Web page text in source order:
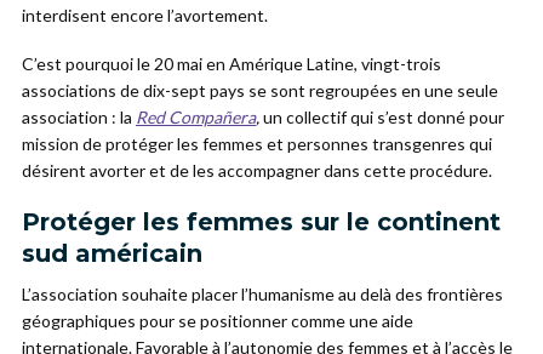
interdisent encore l’avortement.
C’est pourquoi le 20 mai en Amérique Latine, vingt-trois
associations de dix-sept pays se sont regroupées en une seule
association : la Red Compañera,un collectif qui s’est donné pour
mission de protéger les femmes et personnes transgenres qui
désirent avorter et de les accompagner dans cette procédure.
Protéger les femmes sur le continent
sud américain
L’association souhaite placer l’humanisme au delà des frontières
géographiques pour se positionner comme une aide
internationale. Favorable à l’autonomie des femmes et à l’accès le